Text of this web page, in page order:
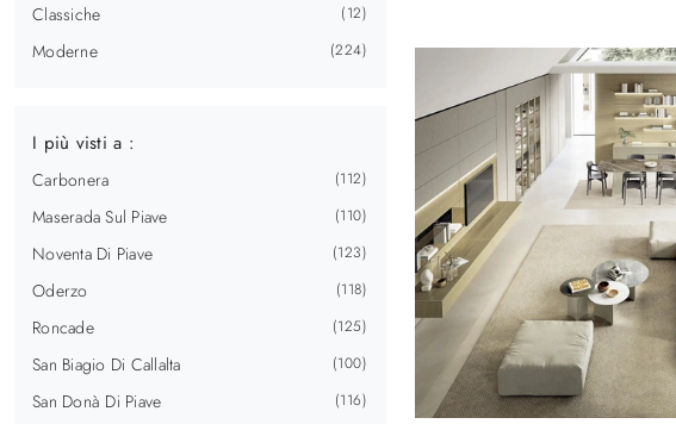
Classiche 12
Moderne 224
I più visti a :
Carbonera 112
Maserada Sul Piave 110
Noventa Di Piave 123
Oderzo 118
Roncade 125
San Biagio Di Callalta 100
San Donà Di Piave 116